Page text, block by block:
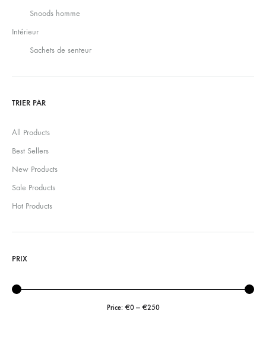
Snoods homme
Intérieur
Sachets de senteur
TRIER PAR
All Products
Best Sellers
New Products
Sale Products
Hot Products
PRIX
Price: €0— €250